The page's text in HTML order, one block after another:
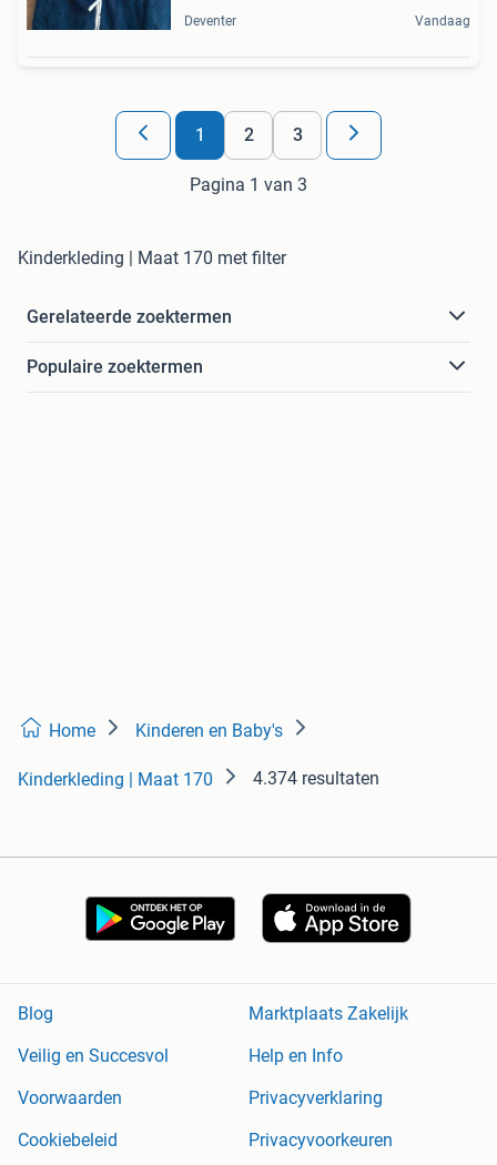
Deventer Vandaag
1 2 3
Pagina 1 van 3
Kinderkleding | Maat 170 met filter
Gerelateerde zoektermen
Populaire zoektermen
Home Kinderen en Baby's
Kinderkleding | Maat 170 4.374 resultaten
Blog
Marktplaats Zakelijk
Veilig en Succesvol
Help en Info
Voorwaarden
Privacyverklaring
Cookiebeleid
Privacyvoorkeuren